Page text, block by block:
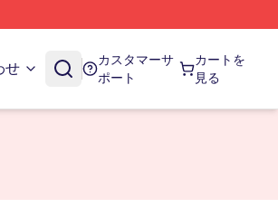
せ
カスタマーサ
ポート
カートを
見る